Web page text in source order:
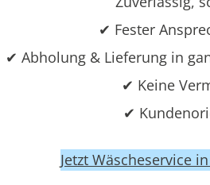
✔ Fester
✔ Abholung & Lieferung in
✔ Keine
✔
Jetzt Wäscheservice